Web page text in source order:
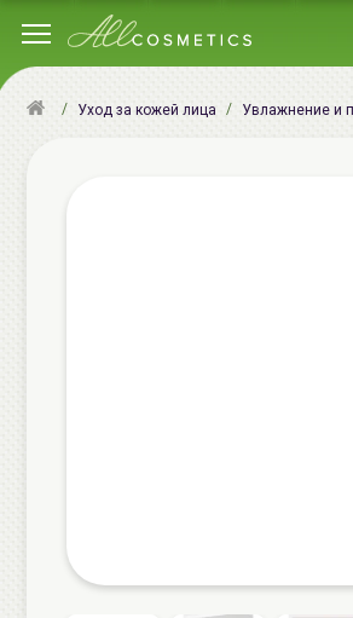
Уход за кожей лица Увлажнение и